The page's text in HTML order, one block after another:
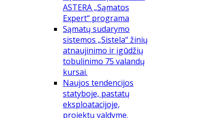
ASTERA „Sąmatos
Expert“ programa
Sąmatų sudarymo
sistemos „Sistela“ žinių
atnaujinimo ir įgūdžių
tobulinimo 75 valandų
kursai.
Naujos tendencijos
statyboje, pastatų
eksploatacijoje,
projektų valdyme.